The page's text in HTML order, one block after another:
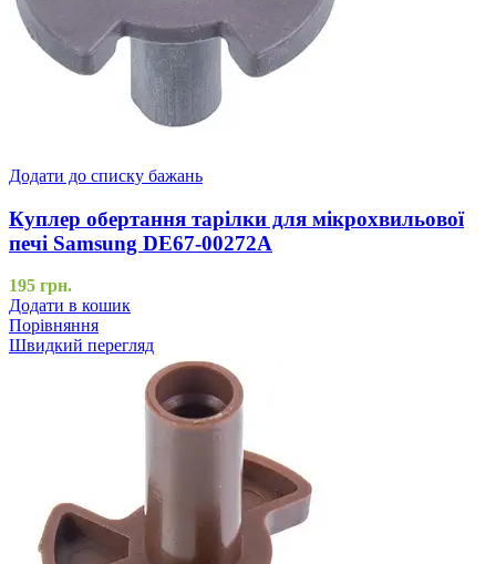
Додати до списку бажань
Куплер обертання тарілки для мікрохвильової
печі Samsung DE67-00272A
195 грн.
Додати в кошик
Порівняння
Швидкий перегляд